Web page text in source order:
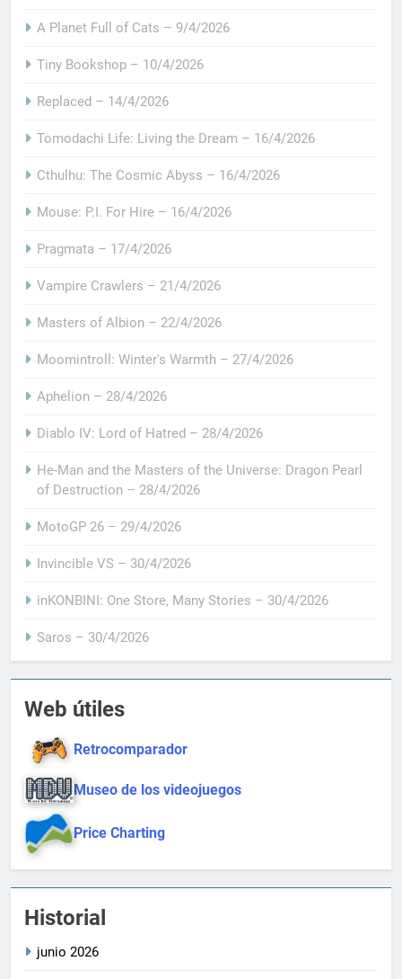
A Planet Full of Cats – 9/4/2026
Tiny Bookshop – 10/4/2026
Replaced – 14/4/2026
Tomodachi Life: Living the Dream – 16/4/2026
Cthulhu: The Cosmic Abyss – 16/4/2026
Mouse: P.I. For Hire – 16/4/2026
Pragmata – 17/4/2026
Vampire Crawlers – 21/4/2026
Masters of Albion – 22/4/2026
Moomintroll: Winter's Warmth – 27/4/2026
Aphelion – 28/4/2026
Diablo IV: Lord of Hatred – 28/4/2026
He-Man and the Masters of the Universe: Dragon Pearl
of Destruction – 28/4/2026
MotoGP 26 – 29/4/2026
Invincible VS – 30/4/2026
inKONBINI: One Store, Many Stories – 30/4/2026
Saros – 30/4/2026
Web útiles
Retrocomparador
Museo de los videojuegos
Price Charting
Historial
junio 2026